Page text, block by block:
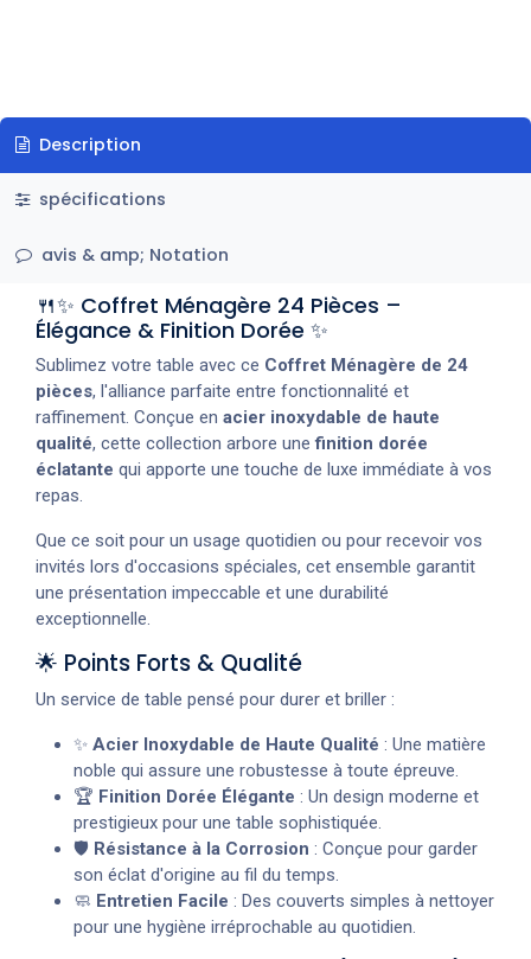
Description
spécifications
avis & amp; Notation
🍴✨ Coffret Ménagère 24 Pièces –
Élégance & Finition Dorée ✨
Sublimez votre table avec ce Coffret Ménagère de 24
pièces, l'alliance parfaite entre fonctionnalité et
raffinement. Conçue en acier inoxydable de haute
qualité, cette collection arbore unefinition dorée
éclatante qui apporte une touche de luxe immédiate à vos
repas.
Que ce soit pour un usage quotidien ou pour recevoir vos
invités lors d'occasions spéciales, cet ensemble garantit
une présentation impeccable et une durabilité
exceptionnelle.
🌟 Points Forts & Qualité
Un service de table pensé pour durer et briller :
✨ Acier Inoxydable de Haute Qualité : Une matière
noble qui assure une robustesse à toute épreuve.
🏆 Finition Dorée Élégante : Un design moderne et
prestigieux pour une table sophistiquée.
🛡️ Résistance à la Corrosion : Conçue pour garder
son éclat d'origine au fil du temps.
🧼 Entretien Facile : Des couverts simples à nettoyer
pour une hygiène irréprochable au quotidien.